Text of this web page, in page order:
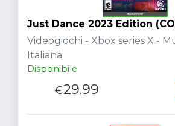
Just Dance 2023 Edition
Videogiochi - Xbox series X -
Italiana
Disponibile
€29.99